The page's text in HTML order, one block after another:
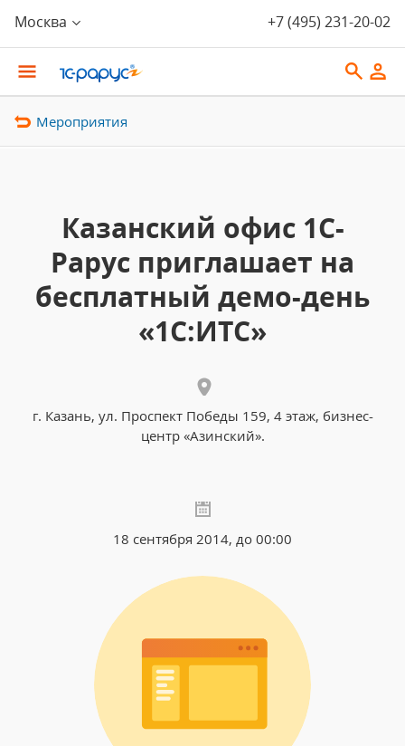
Москва +7 (495) 231-20-02
Мероприятия
Казанский офис 1С-
Рарус приглашает на
бесплатный демо-день
«1С:ИТС»
г. Казань, ул. Проспект Победы 159, 4 этаж, бизнес-
центр «Азинский».
18 сентября 2014, до 00:00